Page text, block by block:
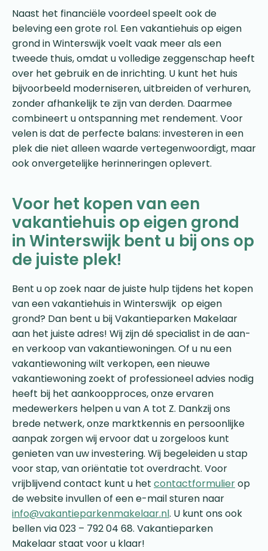
Naast het financiële voordeel speelt ook de
beleving een grote rol. Een vakantiehuis op eigen
grond in Winterswijk voelt vaak meer als een
tweede thuis, omdat u volledige zeggenschap heeft
over het gebruik en de inrichting. U kunt het huis
bijvoorbeeld moderniseren, uitbreiden of verhuren,
zonder afhankelijk te zijn van derden. Daarmee
combineert u ontspanning met rendement. Voor
velen is dat de perfecte balans: investeren in een
plek die niet alleen waarde vertegenwoordigt, maar
ook onvergetelijke herinneringen oplevert.
Voor het kopen van een
vakantiehuis op eigen grond
in Winterswijk bent u bij ons op
de juiste plek!
Bent u op zoek naar de juiste hulp tijdens het kopen
van een vakantiehuis in Winterswijk op eigen
grond? Dan bent u bij Vakantieparken Makelaar
aan het juiste adres! Wij zijn dé specialist in de aan-
en verkoop van vakantiewoningen. Of u nu een
vakantiewoning wilt verkopen, een nieuwe
vakantiewoning zoekt of professioneel advies nodig
heeft bij het aankoopproces, onze ervaren
medewerkers helpen u van A tot Z. Dankzij ons
brede netwerk, onze marktkennis en persoonlijke
aanpak zorgen wij ervoor dat u zorgeloos kunt
genieten van uw investering. Wij begeleiden u stap
voor stap, van oriëntatie tot overdracht. Voor
vrijblijvend contact kunt u het contactformulierop
de website invullen of een e-mail sturen naar
info@vakantieparkenmakelaar.nl. U kunt ons ook
bellen via 023 – 792 04 68. Vakantieparken
Makelaar staat voor u klaar!